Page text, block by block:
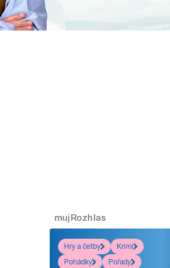
mujRozhlas
Hry a četby
Krimi
Pohádky
Pořady